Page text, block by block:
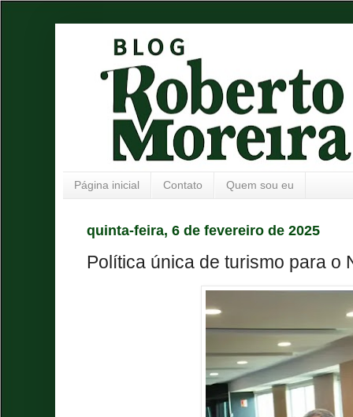
Página inicial Contato Quem sou eu
quinta-feira, 6 de fevereiro de 2025
Política única de turismo para o